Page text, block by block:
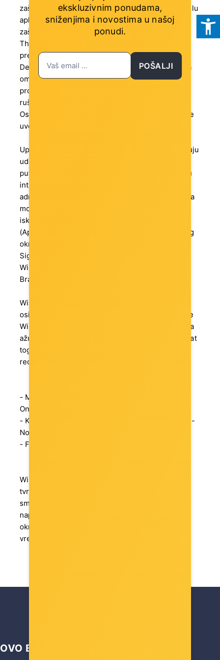
zaštitu - Windows Defender, aplikaciju za kontrolu
aplikacija – Application Control, funkcionalnost
zaštite i naprednu zaštitu od prijetnji-Advanced
Threat Protection (ATP). Još jedna vrlo važna
prednost Enterprise u odnosu na Pro je usluga
Device Health u sustavu Windows Analytics koja
omogućuje prepoznavanje i preusmjeravanje
problema na razini uređaja, poput uobičajenih
rušenja.
Ostale karakteristike koje Windows 10 Enterprise
uvodi su:
Upravljanje i uvođenje – DirectAccess (omogućuju
udaljenim korisnicima pristup internim mrežama
putem VPN-sustava koji uspostavlja dvosmjernu
internetsku vezu); AppLocker (dopušta
administratorima da ograniče pristup aplikaciji na
mobilnim uređajima); Upravljeno korisničko
iskustvo, Virtualizacija Microsoftove aplikacije
(App-V), Virtualizacija Microsoftovog korisničkog
okruženja (UE-V);
Sigurnost – Credential Guard, Device Guard;
Windows fundamentals – Windows to Go,
BranchCache.
Windows 10 Enterprise LTSB i LTSC nastoje
osigurati stabilnost sustava smanjujući promjene
Windows funkcije, zadržavajući samo sigurnosna
ažuriranja i popravke na programima. Kao rezultat
toga, ne uključuje niz aplikacija koje zahtijevaju
redovna ažuriranja, kao što su:
- Microsoft Edge - Microsoft Store - Cortana -
OneDrive - Windows Ink - Microsoft Mail
- Kalendar - OneNote - Vrijeme - Vijesti - Sport -
Novac
- Fotografije - Video kamera - Glazba - Sat
Windows 10 Enterprise LTSC pomoći će vašoj
tvrtki da bolje upravlja radnim opterećenjima,
smanjit će stres za operatore sustava, pružiti
napredne sigurnosne karakteristike u vašem IT
okruženju i donijeti sjajne rezultate u kratkom
OVO BI VAS MOGLO ZANIMATI …
ekskluzivnim ponudama,
sniženjima i novostima u našoj
ponudi.
POŠALJI